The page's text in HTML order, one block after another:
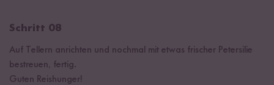
Schritt 08
Auf Tellern anrichten und nochmal mit etwas frischer Petersilie
bestreuen, fertig.
Guten Reishunger!